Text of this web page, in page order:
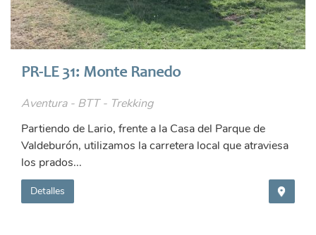
PR-LE 31: Monte Ranedo
Aventura - BTT - Trekking
Partiendo de Lario, frente a la Casa del Parque de
Valdeburón, utilizamos la carretera local que atraviesa
los prados...
Detalles